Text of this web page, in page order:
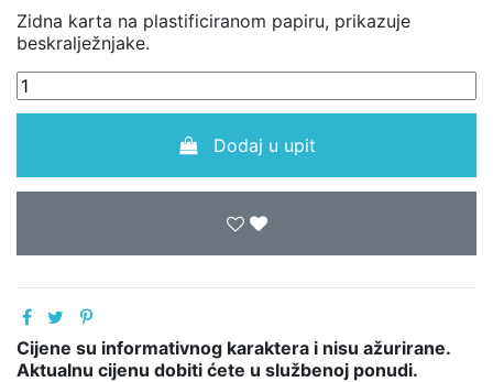
Zidna karta na plastificiranom papiru, prikazuje
beskralježnjake.
Dodaj u upit
Cijene su informativnog karaktera i nisu ažurirane.
Aktualnu cijenu dobiti ćete u službenoj ponudi.